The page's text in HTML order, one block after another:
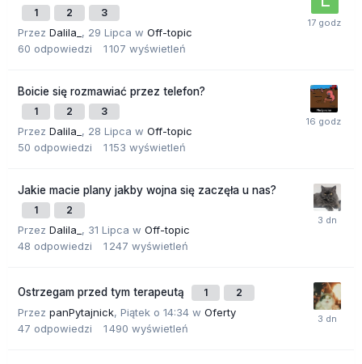
1 2 3
Przez Dalila_ , 29 Lipca w Off-topic
60 odpowiedzi 1 107 wyświetleń
Boicie się rozmawiać przez telefon?
1 2 3
Przez Dalila_ , 28 Lipca w Off-topic
50 odpowiedzi 1 153 wyświetleń
Jakie macie plany jakby wojna się zaczęła u nas?
1 2
Przez Dalila_ , 31 Lipca w Off-topic
48 odpowiedzi 1 247 wyświetleń
Ostrzegam przed tym terapeutą 1 2
Przez panPytajnick, Piątek o 14:34 w Oferty
47 odpowiedzi 1 490 wyświetleń